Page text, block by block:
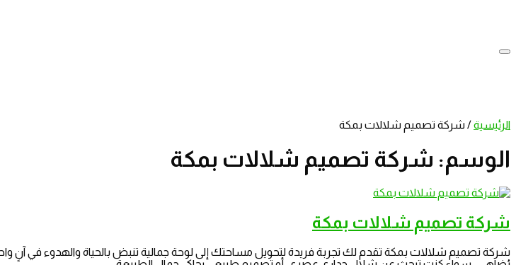
الرئيسية/ شركة تصميم شلالات بمكة
الوسم: شركة تصميم شلالات بمكة
شركة تصميم شلالات بمكة
شركة تصميم شلالات بمكة تقدم لك تجربة فريدة لتحويل مساحتك إلى لوحة جمالية تنبض بالحياة والهدوء في آنٍ